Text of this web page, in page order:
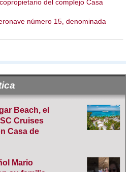
del complejo Casa
número 15, denominada
Beach, el
Cruises
Casa de
Mario